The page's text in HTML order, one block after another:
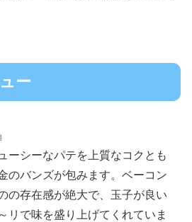
ー
ーシーなパテを上質なコクとも
のバンズが包みます。ベーコン
の存在感が絶大で、玉子が良い
リで味を盛り上げてくれていま